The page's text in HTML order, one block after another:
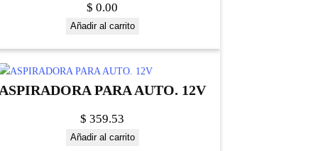
$ 0.00
Añadir al carrito
PARA AUTO. 12V
$ 359.53
Añadir al carrito